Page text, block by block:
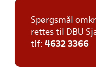
Spørgsmål
rettes til DBU
tlf: 4632 3366